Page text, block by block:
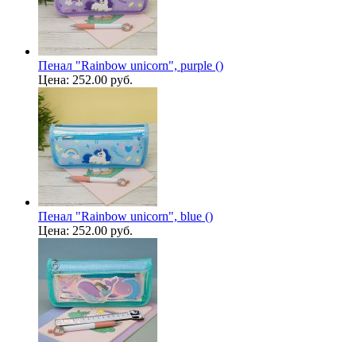
Пенал "Rainbow unicorn", purple ()
Цена: 252.00 руб.
Пенал "Rainbow unicorn", blue ()
Цена: 252.00 руб.